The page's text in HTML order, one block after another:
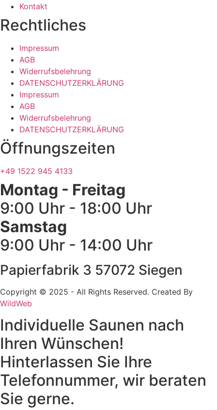
Kontakt
Rechtliches
Impressum
AGB
Widerrufsbelehrung
DATENSCHUTZERKLÄRUNG
Impressum
AGB
Widerrufsbelehrung
DATENSCHUTZERKLÄRUNG
Öffnungszeiten
+49 1522 945 4133
Montag - Freitag
9:00 Uhr - 18:00 Uhr
Samstag
9:00 Uhr - 14:00 Uhr
Papierfabrik 3 57072 Siegen
Copyright © 2025 - All Rights Reserved. Created By
WildWeb
Individuelle Saunen nach
Ihren Wünschen!
Hinterlassen Sie Ihre
Telefonnummer, wir beraten
Sie gerne.